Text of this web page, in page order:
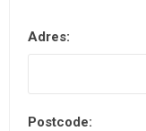
Adres:
Postcode: